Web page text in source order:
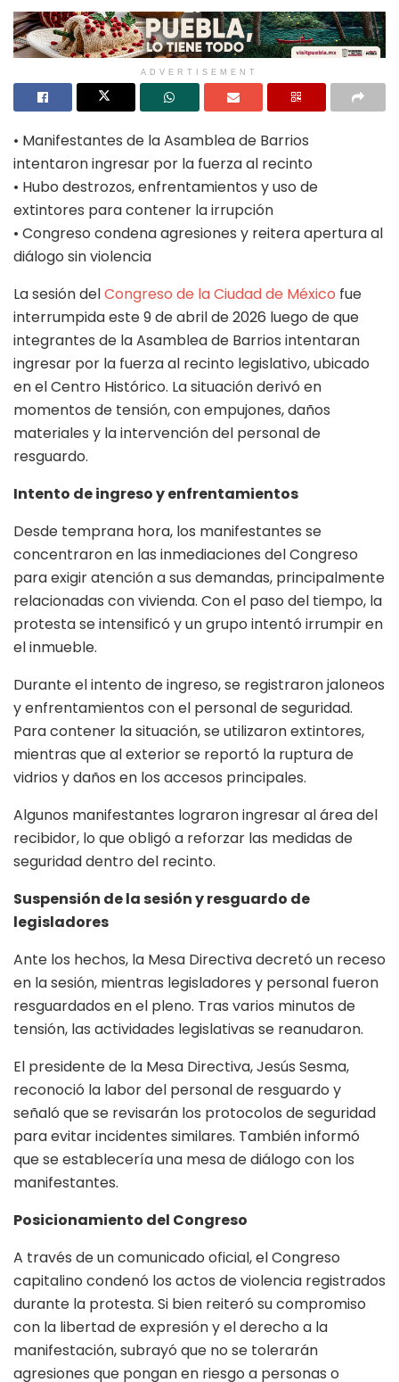
ADVERTISEMENT
• Manifestantes de la Asamblea de Barrios
intentaron ingresar por la fuerza al recinto
• Hubo destrozos, enfrentamientos y uso de
extintores para contener la irrupción
• Congreso condena agresiones y reitera apertura al
diálogo sin violencia
La sesión delCongreso de la Ciudad de México fue
interrumpida este 9 de abril de 2026 luego de que
integrantes de la Asamblea de Barrios intentaran
ingresar por la fuerza al recinto legislativo, ubicado
en el Centro Histórico. La situación derivó en
momentos de tensión, con empujones, daños
materiales y la intervención del personal de
resguardo.
Intento de ingreso y enfrentamientos
Desde temprana hora, los manifestantes se
concentraron en las inmediaciones del Congreso
para exigir atención a sus demandas, principalmente
relacionadas con vivienda. Con el paso del tiempo, la
protesta se intensificó y un grupo intentó irrumpir en
el inmueble.
Durante el intento de ingreso, se registraron jaloneos
y enfrentamientos con el personal de seguridad.
Para contener la situación, se utilizaron extintores,
mientras que al exterior se reportó la ruptura de
vidrios y daños en los accesos principales.
Algunos manifestantes lograron ingresar al área del
recibidor, lo que obligó a reforzar las medidas de
seguridad dentro del recinto.
Suspensión de la sesión y resguardo de
legisladores
Ante los hechos, la Mesa Directiva decretó un receso
en la sesión, mientras legisladores y personal fueron
resguardados en el pleno. Tras varios minutos de
tensión, las actividades legislativas se reanudaron.
El presidente de la Mesa Directiva, Jesús Sesma,
reconoció la labor del personal de resguardo y
señaló que se revisarán los protocolos de seguridad
para evitar incidentes similares. También informó
que se establecería una mesa de diálogo con los
manifestantes.
Posicionamiento del Congreso
A través de un comunicado oficial, el Congreso
capitalino condenó los actos de violencia registrados
durante la protesta. Si bien reiteró su compromiso
con la libertad de expresión y el derecho a la
manifestación, subrayó que no se tolerarán
agresiones que pongan en riesgo a personas o